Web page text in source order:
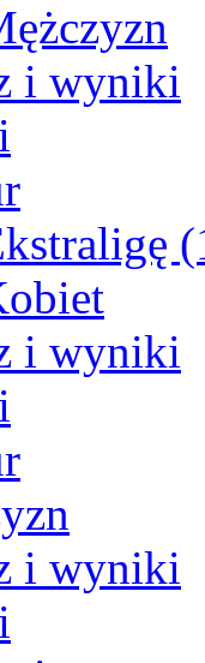
i wyniki
i wyniki
i wyniki